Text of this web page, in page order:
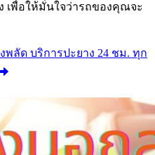
เพื่อให้มั่นใจว่ารถของคุณจะ
พลัด บริการปะยาง 24 ชม. ทุก